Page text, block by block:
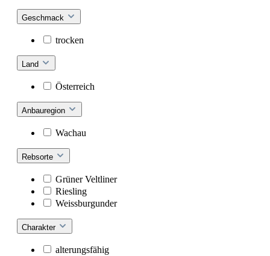
Geschmack
trocken
Land
Österreich
Anbauregion
Wachau
Rebsorte
Grüner Veltliner
Riesling
Weissburgunder
Charakter
alterungsfähig